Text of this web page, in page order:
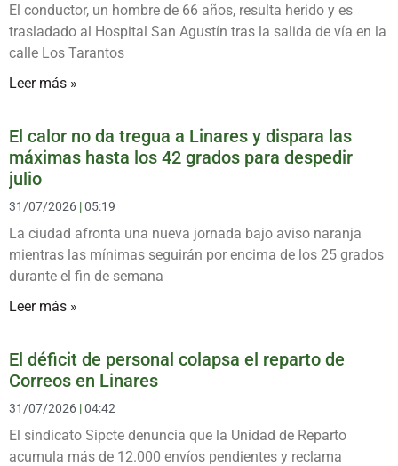
El conductor, un hombre de 66 años, resulta herido y es
trasladado al Hospital San Agustín tras la salida de vía en la
calle Los Tarantos
Leer más »
El calor no da tregua a Linares y dispara las
máximas hasta los 42 grados para despedir
julio
31/07/2026 05:19
La ciudad afronta una nueva jornada bajo aviso naranja
mientras las mínimas seguirán por encima de los 25 grados
durante el fin de semana
Leer más »
El déficit de personal colapsa el reparto de
Correos en Linares
31/07/2026 04:42
El sindicato Sipcte denuncia que la Unidad de Reparto
acumula más de 12.000 envíos pendientes y reclama